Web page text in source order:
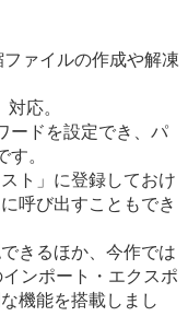
ァイルの作成や解凍
応。
ードを設定でき、パ
。
ト」に登録しておけ
呼び出すこともでき
きるほか、今作では
ンポート・エクスポ
機能を搭載しまし